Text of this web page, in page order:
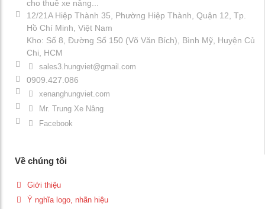
cho thuê xe nâng...
12/21A Hiệp Thành 35, Phường Hiệp Thành, Quận 12, Tp.
Hồ Chí Minh, Việt Nam
Kho: Số 8, Đường Số 150 (Võ Văn Bích), Bình Mỹ, Huyện Củ
Chi, HCM
sales3.hungviet@gmail.com
0909.427.086
xenanghungviet.com
Mr. Trung Xe Nâng
Facebook
Về chúng tôi
Giới thiệu
Ý nghĩa logo, nhãn hiệu